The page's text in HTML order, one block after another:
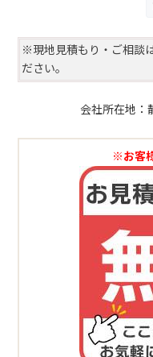
※現地見積もり・ご相談
ださい。
会社所在地：
※お客